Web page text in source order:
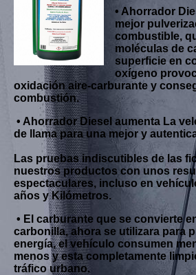
• Ahorrador
mejor
combustible,
moléculas de
superficie en
oxígeno
oxidación aire-carburante y
combustión.
• Ahorrador Diesel aumenta La
de llama para una mejor y
Las pruebas indiscutibles de las
nuestros productos con unos
espectaculares, incluso en
años y Kilómetros.
• El carburante que se convierte
carbonilla, ahora se utilizara para
energía, el vehículo consumen
menos y esta completamente
tráfico urbano.